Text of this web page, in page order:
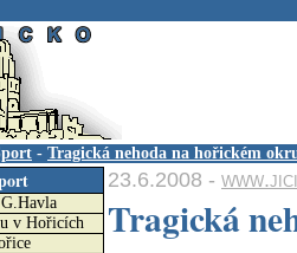
- Tragická nehoda na hořickém
v Hořicích
23.6.2008 -
Tragická